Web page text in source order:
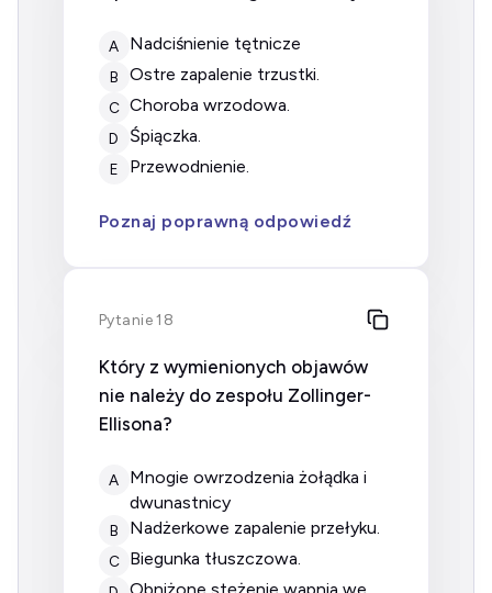
A nadciśnienie tętnicze
B ostre zapalenie trzustki.
C choroba wrzodowa.
D śpiączka.
E przewodnienie.
Poznaj poprawną odpowiedź
Pytanie 18
Który z wymienionych objawów
nie należy do zespołu Zollinger-
Ellisona?
A
mnogie owrzodzenia żołądka i
dwunastnicy
B nadżerkowe zapalenie przełyku.
C biegunka tłuszczowa.